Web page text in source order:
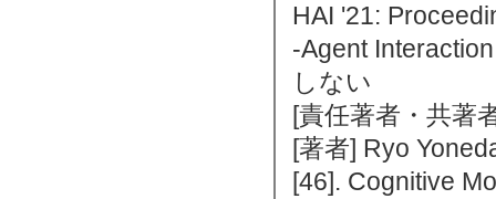
HAI '21:
-Agent
しない
[責任著者・共著
[著者] Ryo
[46]. Cognitive